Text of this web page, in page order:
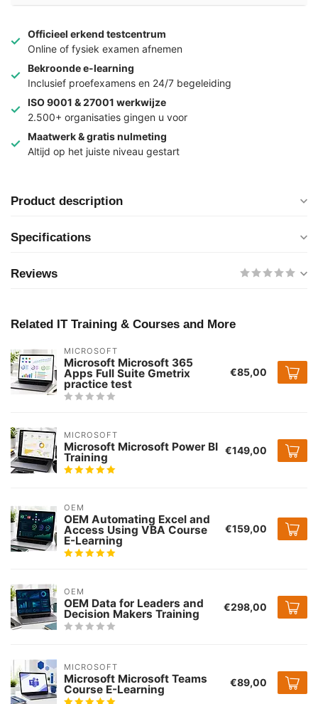
Officieel erkend testcentrum
Online of fysiek examen afnemen
Bekroonde e-learning
Inclusief proefexamens en 24/7 begeleiding
ISO 9001 & 27001 werkwijze
2.500+ organisaties gingen u voor
Maatwerk & gratis nulmeting
Altijd op het juiste niveau gestart
Product description
Specifications
Reviews
Related IT Training & Courses and More
MICROSOFT
Microsoft Microsoft 365
Apps Full Suite Gmetrix
practice test
€85,00
MICROSOFT
Microsoft Microsoft Power BI
Training €149,00
OEM
OEM Automating Excel and
Access Using VBA Course
E-Learning
€159,00
OEM
OEM Data for Leaders and
Decision Makers Training €298,00
MICROSOFT
Microsoft Microsoft Teams
Course E-Learning €89,00